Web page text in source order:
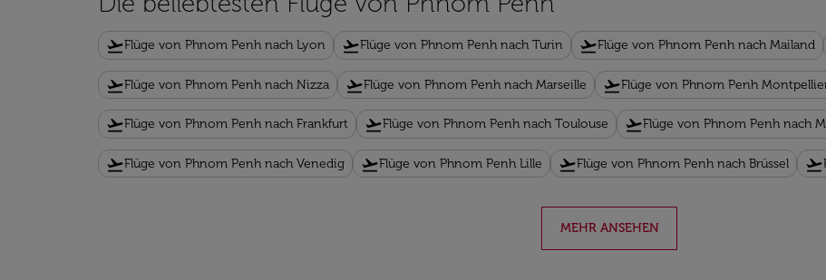
flight_takeoffFlüge von Phnom Penh nach Lyon flight_takeoffFlüge von Phnom Penh nach Turin flight_takeoffFlüge von Phnom Penh nach Mailand
flight_takeoffFlüge von Phnom Penh nach Nizza flight_takeoffFlüge von Phnom Penh nach Marseille flight_takeoffFlüge von Phnom Penh
flight_takeoffFlüge von Phnom Penh nach Frankfurt flight_takeoffFlüge von Phnom Penh nach Toulouse flight_takeoffFlüge von Phnom Penh nach
flight_takeoffFlüge von Phnom Penh nach Venedig flight_takeoffFlüge von Phnom Penh Lille flight_takeoffFlüge von Phnom Penh nach Brüssel flight_takeoff
MEHR ANSEHEN